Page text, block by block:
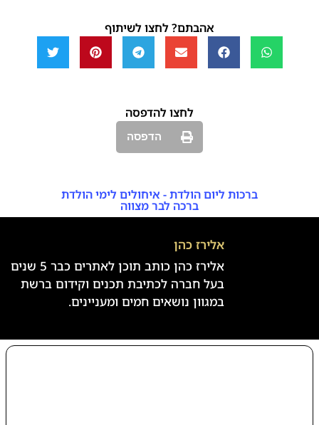
אהבתם? לחצו לשיתוף
לחצו להדפסה
הדפסה
ברכות ליום הולדת - איחולים לימי הולדת
ברכה לבר מצווה
אלירז כהן
אלירז כהן כותב תוכן לאתרים כבר 5 שנים
בעל חברה לכתיבת תכנים וקידום ברשת
במגוון נושאים חמים ומעניינים.